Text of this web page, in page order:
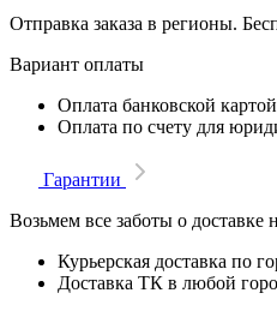
Отправка заказа в регионы.
Вариант оплаты
Оплата банковской
Оплата по счету для
Гарантии
Возьмем все заботы о доставке
Курьерская доставка по
Доставка ТК в любой